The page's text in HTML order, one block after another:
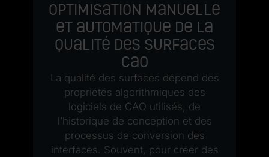
Optimisation manuelle
et automatique de la
qualité des surfaces
CAO
La qualité des surfaces dépend des
propriétés algorithmiques des
logiciels de CAO utilisés, de
l’historique de conception et des
processus de conversion des
interfaces. Souvent, pour créer des